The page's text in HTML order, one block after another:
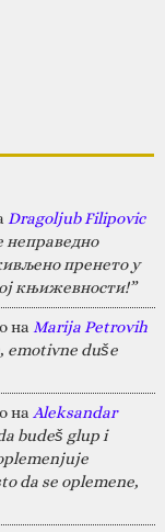
Dragoljub Filipovic
неправедно
пренето у
књижевности!”
на Marija Petrovih
emotivne duše
на Aleksandar
budeš glup i
da se oplemene,